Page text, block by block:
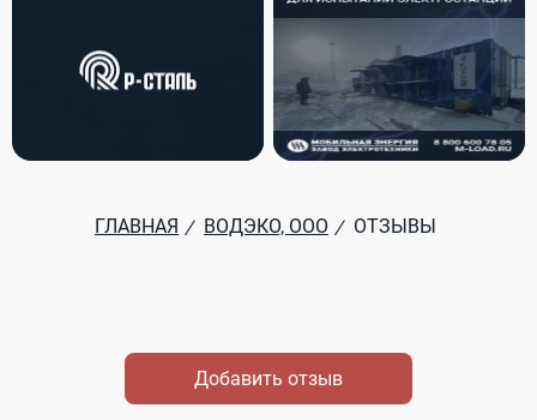
ГЛАВНАЯ / ВОДЭКО, ООО / ОТЗЫВЫ
Добавить отзыв